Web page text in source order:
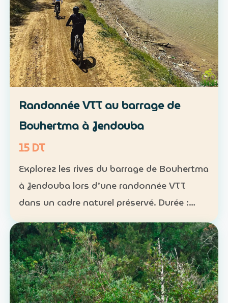
Randonnée VTT au barrage de
Bouhertma à Jendouba
15 DT
Explorez les rives du barrage de Bouhertma
à Jendouba lors d’une randonnée VTT
dans un cadre naturel préservé. Durée :
environ 1 h à 1 h 30 Niveau : intermédiaire
Groupe : de 5 à 16 participants Tarif : 15 DT
par perso…